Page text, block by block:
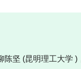
坚 (昆明理工大学 )